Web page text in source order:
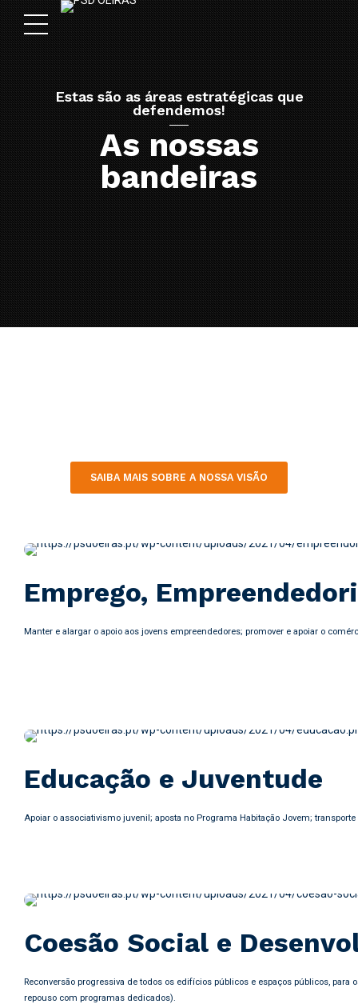
Estas são as áreas estratégicas que
defendemos!
As nossas
bandeiras
SAIBA MAIS SOBRE A NOSSA VISÃO
Emprego,
Manter e alargar o apoio aos jovens empreendedores; promover e apoiar o
Educação e Juventude
Apoiar o associativismo juvenil; aposta no Programa Habitação Jovem;
Coesão Social e
Reconversão progressiva de todos os edifícios públicos e espaços públicos,
repouso com programas dedicados).